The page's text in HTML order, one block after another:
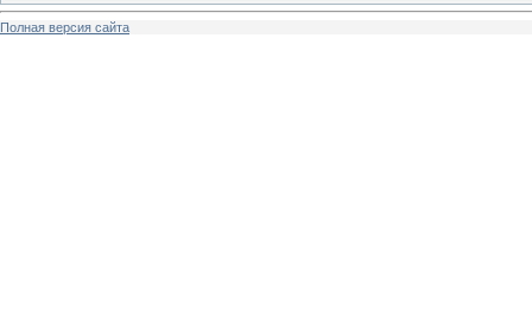
Полная версия сайта